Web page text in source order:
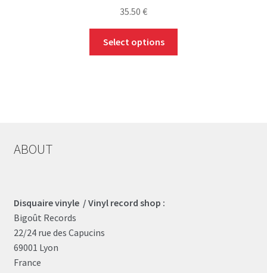
35.50 €
Select options
ABOUT
Disquaire vinyle / Vinyl record shop :
Bigoût Records
22/24 rue des Capucins
69001 Lyon
France